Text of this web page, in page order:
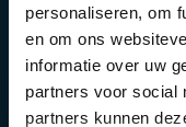
personaliseren, om
en om ons
informatie over uw
partners voor social
partners kunnen